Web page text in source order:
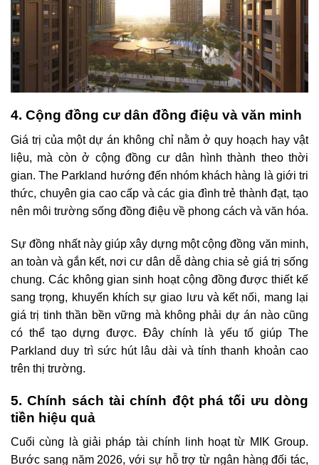
4. Cộng đồng cư dân đồng điệu và văn minh
Giá trị của một dự án không chỉ nằm ở quy hoạch hay vật
liệu, mà còn ở cộng đồng cư dân hình thành theo thời
gian. The Parkland hướng đến nhóm khách hàng là giới tri
thức, chuyên gia cao cấp và các gia đình trẻ thành đạt, tạo
nên môi trường sống đồng điệu về phong cách và văn hóa.
Sự đồng nhất này giúp xây dựng một cộng đồng văn minh,
an toàn và gắn kết, nơi cư dân dễ dàng chia sẻ giá trị sống
chung. Các không gian sinh hoạt cộng đồng được thiết kế
sang trọng, khuyến khích sự giao lưu và kết nối, mang lại
giá trị tinh thần bền vững mà không phải dự án nào cũng
có thể tạo dựng được. Đây chính là yếu tố giúp The
Parkland duy trì sức hút lâu dài và tính thanh khoản cao
trên thị trường.
5. Chính sách tài chính đột phá tối ưu dòng
tiền hiệu quả
Cuối cùng là giải pháp tài chính linh hoạt từ MIK Group.
Bước sang năm 2026, với sự hỗ trợ từ ngân hàng đối tác,